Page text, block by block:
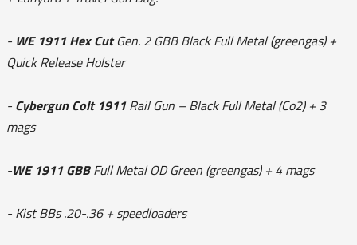
- WE 1911 Hex CutGen. 2 GBB Black Full Metal (greengas) +
Quick Release Holster
- Cybergun Colt 1911Rail Gun – Black Full Metal (Co2) + 3
mags
-WE 1911 GBBFull Metal OD Green (greengas) + 4 mags
- Kist BBs .20-.36 + speedloaders